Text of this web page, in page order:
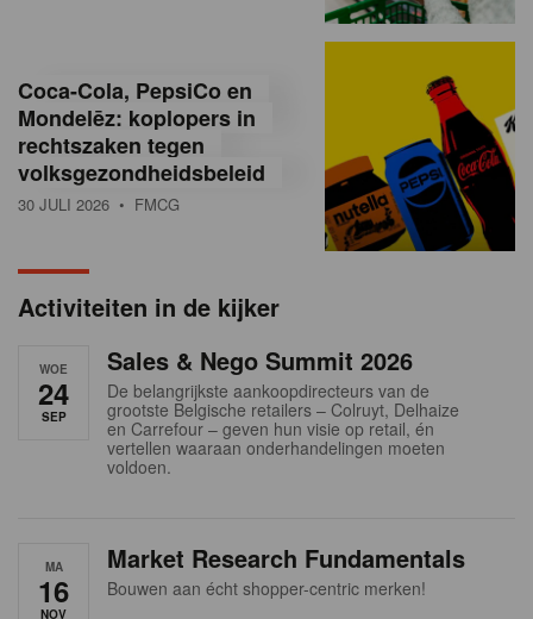
e
a
n
Coca-Cola, PepsiCo en
Mondelēz: koplopers in
rechtszaken tegen
volksgezondheidsbeleid
30 JULI 2026 • FMCG
Activiteiten in de kijker
WOE
24
SEP
Sales & Nego Summit 2026
De belangrijkste aankoopdirecteurs van de
grootste Belgische retailers – Colruyt, Delhaize
en Carrefour – geven hun visie op retail, én
vertellen waaraan onderhandelingen moeten
voldoen.
MA
16
NOV
Market Research Fundamentals
Bouwen aan écht shopper-centric merken!